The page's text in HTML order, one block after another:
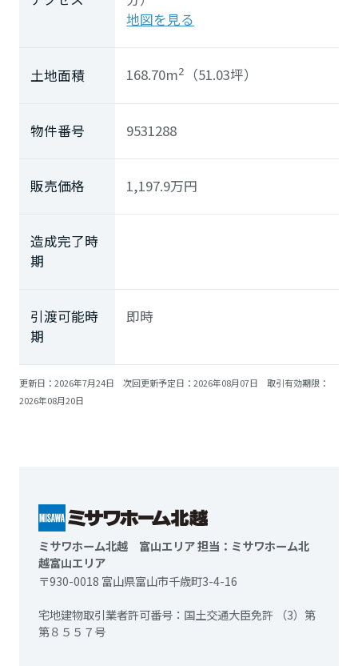
地図を見る
土地面積 168.70m2 （51.03坪）
物件番号 9531288
販売価格 1,197.9万円
造成完了時
期
引渡可能時
期
即時
更新日：2026年7月24日 次回更新予定日：2026年08月07日 取引有効期限：
2026年08月20日
ミサワホーム北越 富山エリア 担当：ミサワホーム北
越富山エリア
〒930-0018 富山県富山市千歳町3-4-16
宅地建物取引業者許可番号：国土交通大臣免許 （3）第
第８５５７号